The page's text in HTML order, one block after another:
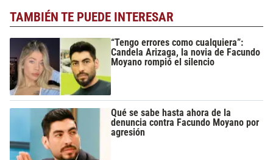
TAMBIÉN TE PUEDE INTERESAR
“Tengo errores como cualquiera”:
Candela Arizaga, la novia de Facundo
Moyano rompió el silencio
Qué se sabe hasta ahora de la
denuncia contra Facundo Moyano por
agresión